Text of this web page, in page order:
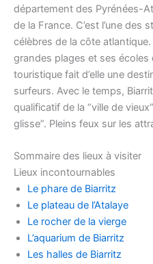
département des Pyrénées-
de la France. C’est l’une des
célèbres de la côte
grandes plages et ses écoles
touristique fait d’elle une
surfeurs. Avec le temps,
qualificatif de la “ville de
glisse”. Pleins feux sur les
Sommaire des lieux à visiter
Lieux incontournables
Le phare de Biarritz
Le plateau de l’Atalaye
Le rocher de la vierge
L’aquarium de Biarritz
Les halles de Biarritz